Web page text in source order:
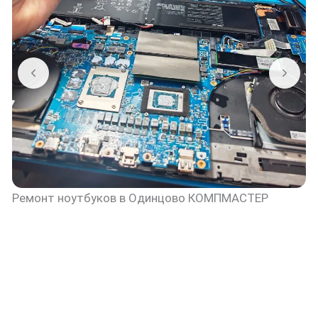
Ремонт ноутбуков в Одинцово КОМПМАСТЕР